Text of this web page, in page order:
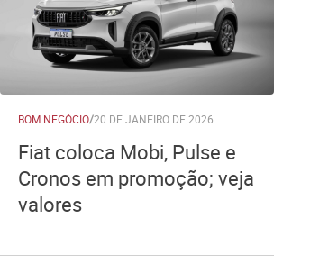
BOM NEGÓCIO/20 DE JANEIRO DE 2026
Fiat coloca Mobi, Pulse e
Cronos em promoção; veja
valores